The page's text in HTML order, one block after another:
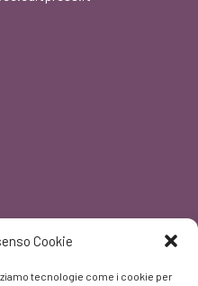
Cookie
tecnologie come i cookie per